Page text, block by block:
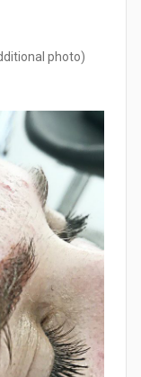
photo)